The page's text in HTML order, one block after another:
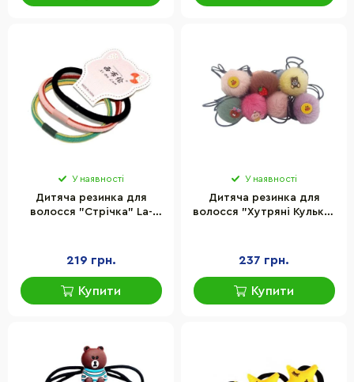
У наявності
Дитяча резинка для
волосся "Стрічка" La-
30 шт
219 грн.
Купити
У наявності
Дитяча резинка для
волосся "Хутряні Кульки"
237 грн.
Купити